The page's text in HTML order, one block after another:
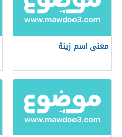
معنى اسم زينة